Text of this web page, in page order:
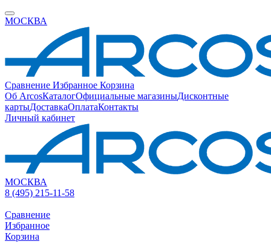
МОСКВА
Сравнение Избранное Корзина
Об ArcosКаталогОфициальные магазиныДисконтные
картыДоставкаОплатаКонтакты
Личный кабинет
МОСКВА
8 (495) 215-11-58
Сравнение
Избранное
Корзина